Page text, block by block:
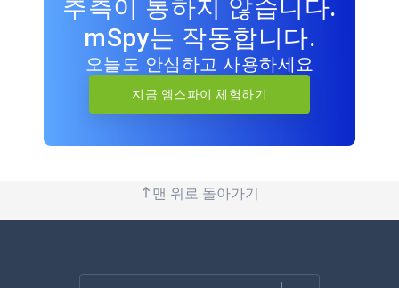
추측이 통하지 않습니다.
mSpy는 작동합니다.
오늘도 안심하고 사용하세요
지금 엠스파이 체험하기
맨 위로 돌아가기